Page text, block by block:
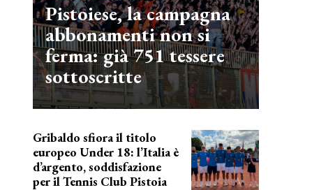
Pistoiese, la campagna
abbonamenti non si
ferma: già 751 tessere
sottoscritte
Gribaldo sfiora il titolo
europeo Under 18: l’Italia è
d’argento, soddisfazione
per il Tennis Club Pistoia